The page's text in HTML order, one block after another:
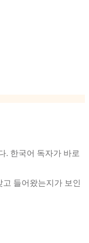
. 한국어 독자가 바로
들어왔는지가 보인